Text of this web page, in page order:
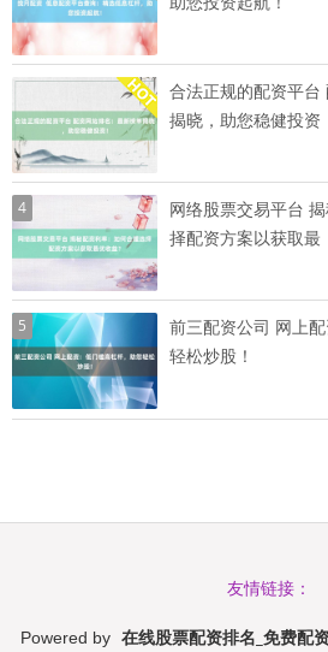
合法正规的配资平台
揭晓，助您稳健投资
4
网络股票交易平台
择配资方案以获取最
5
前三配资公司 网上
轻松炒股！
友情链接：
Powered by 在线股票配资排名_免费配